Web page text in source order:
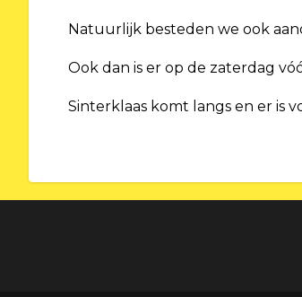
Natuurlijk besteden we ook
Ook dan is er op de zaterdag
Sinterklaas komt langs en er is